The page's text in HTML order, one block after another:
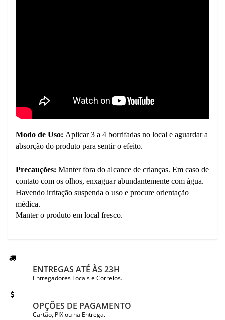
Modo de Uso: Aplicar 3 a 4 borrifadas no local e aguardar a
absorção do produto para sentir o efeito.
Precauções: Manter fora do alcance de crianças. Em caso de
contato com os olhos, enxaguar abundantemente com água.
Havendo irritação suspenda o uso e procure orientação
médica.
Manter o produto em local fresco.
ENTREGAS ATÉ ÀS 23H
Entregadores Locais e Correios.
OPÇÕES DE PAGAMENTO
Cartão, PIX ou na Entrega.